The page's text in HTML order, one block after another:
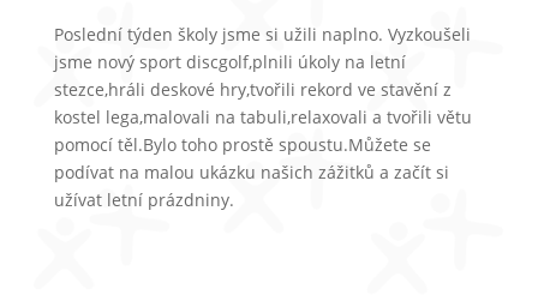
Poslední týden školy jsme si užili naplno. Vyzkoušeli
jsme nový sport discgolf,plnili úkoly na letní
stezce,hráli deskové hry,tvořili rekord ve stavění z
kostel lega,malovali na tabuli,relaxovali a tvořili větu
pomocí těl.Bylo toho prostě spoustu.Můžete se
podívat na malou ukázku našich zážitků a začít si
užívat letní prázdniny.